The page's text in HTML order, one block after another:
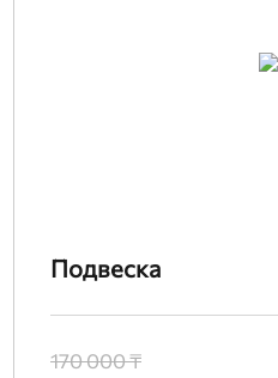
Подвеска
170 000 ₸